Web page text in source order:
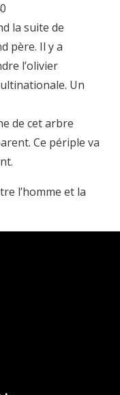
la suite de
père. Il y a
l’olivier
Un
de cet arbre
Ce périple va
l’homme et la